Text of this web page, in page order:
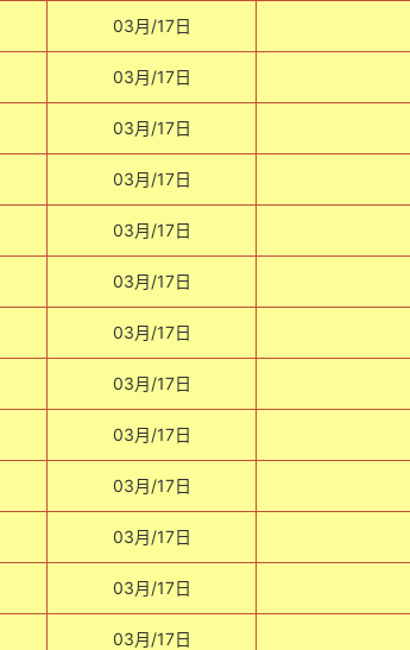
03月/17日
03月/17日
03月/17日
03月/17日
03月/17日
03月/17日
03月/17日
03月/17日
03月/17日
03月/17日
03月/17日
03月/17日
03月/17日